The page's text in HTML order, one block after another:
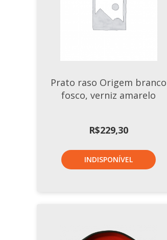
Prato raso Origem branco
fosco, verniz amarelo
R$229,30
INDISPONÍVEL